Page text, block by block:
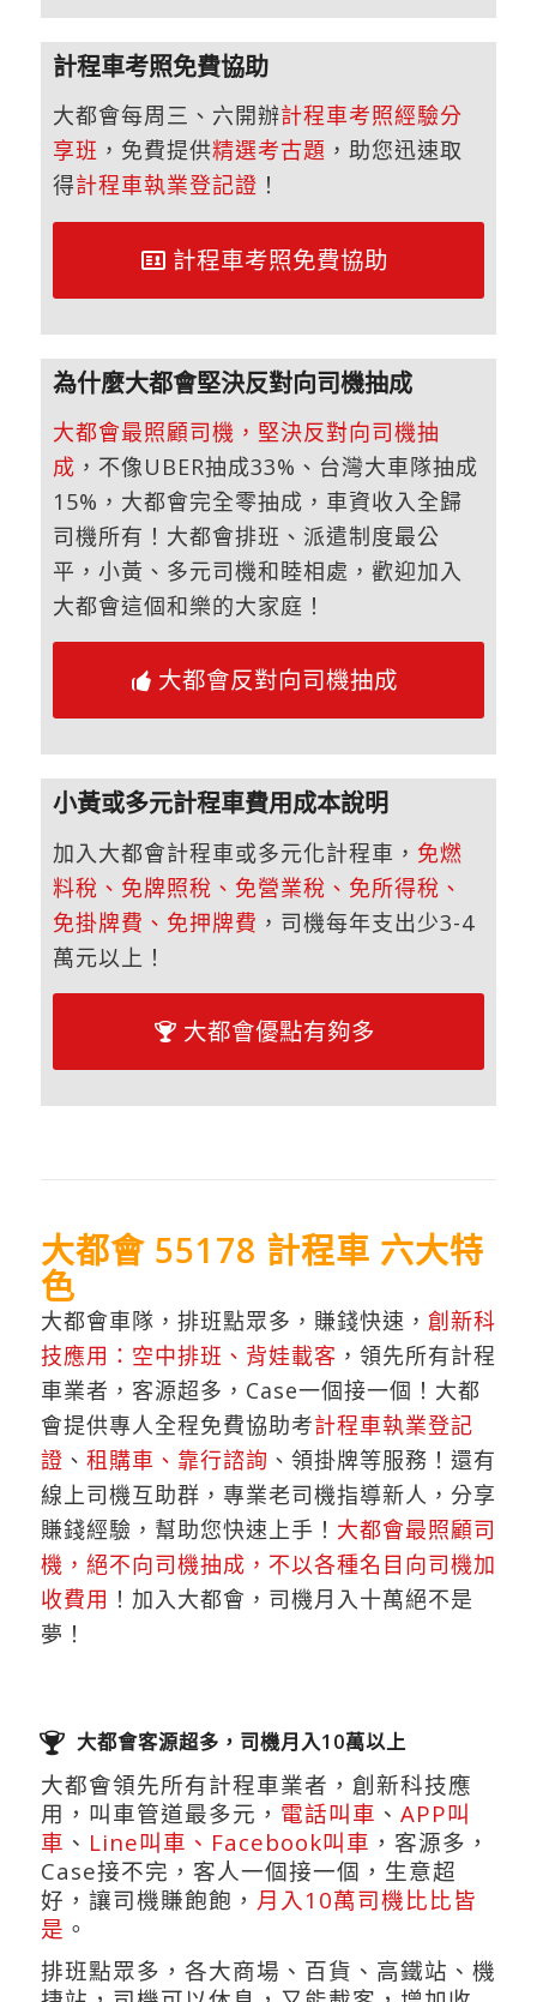
計程車考照免費協助
大都會每周三、六開辦計程車考照經驗分
享班 ，免費提供精選考古題 ，助您迅速取
得計程車執業登記證 ！
計程車考照免費協助
為什麼大都會堅決反對向司機抽成
大都會最照顧司機，堅決反對向司機抽
成 ，不像UBER抽成33%、台灣大車隊抽成
15%，大都會完全零抽成，車資收入全歸
司機所有！大都會排班、派遣制度最公
平，小黃、多元司機和睦相處，歡迎加入
大都會這個和樂的大家庭！
大都會反對向司機抽成
小黃或多元計程車費用成本說明
加入大都會計程車或多元化計程車， 免燃
料稅、免牌照稅、免營業稅、免所得稅、
免掛牌費、免押牌費 ，司機每年支出少3-4
萬元以上！
大都會優點有夠多
大都會 55178 計程車 六大特
色
大都會車隊，排班點眾多，賺錢快速， 創新科
技應用：空中排班、背娃載客 ，領先所有計程
車業者，客源超多，Case一個接一個！大都
會提供專人全程免費協助考計程車執業登記
證 、 租購車、靠行諮詢 、領掛牌等服務！還有
線上司機互助群，專業老司機指導新人，分享
賺錢經驗，幫助您快速上手！ 大都會最照顧司
機，絕不向司機抽成，不以各種名目向司機加
收費用 ！加入大都會，司機月入十萬絕不是
夢！
大都會客源超多，司機月入10萬以上
大都會領先所有計程車業者，創新科技應
用，叫車管道最多元， 電話叫車 、 APP叫
車 、 Line叫車、Facebook叫車 ，客源多，
Case接不完，客人一個接一個，生意超
好，讓司機賺飽飽， 月入10萬司機比比皆
是 。
排班點眾多，各大商場、百貨、高鐵站、機